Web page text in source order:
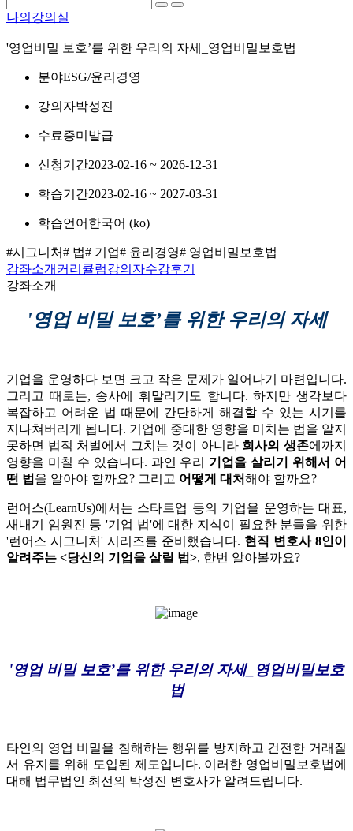
나의강의실
'영업비밀 보호’를 위한 우리의 자세_영업비밀보호법
분야ESG/윤리경영
강의자박성진
수료증미발급
신청기간2023-02-16 ~ 2026-12-31
학습기간2023-02-16 ~ 2027-03-31
학습언어 한국어 ‎(ko)‎
#시그니처# 법# 기업# 윤리경영# 영업비밀보호법
강좌소개 커리큘럼강의자수강후기
강좌소개
'영업 비밀 보호’를 위한 우리의 자세
기업을 운영하다 보면 크고 작은 문제가 일어나기 마련입니다.
그리고 때로는, 송사에 휘말리기도 합니다. 하지만 생각보다
복잡하고 어려운 법 때문에 간단하게 해결할 수 있는 시기를
지나쳐버리게 됩니다. 기업에 중대한 영향을 미치는 법을 알지
못하면 법적 처벌에서 그치는 것이 아니라 회사의 생존에까지
영향을 미칠 수 있습니다. 과연 우리 기업을 살리기 위해서 어
떤 법 을 알아야 할까요? 그리고 어떻게 대처해야 할까요?
런어스(LearnUs)에서는 스타트업 등의 기업을 운영하는 대표,
새내기 임원진 등 '기업 법'에 대한 지식이 필요한 분들을 위한
'런어스 시그니처' 시리즈를 준비했습니다. 현직 변호사 8인이
알려주는 <당신의 기업을 살릴 법>, 한번 알아볼까요?
'영업 비밀 보호’를 위한 우리의 자세_영업비밀보호
법
타인의 영업 비밀을 침해하는 행위를 방지하고 건전한 거래질
서 유지를 위해 도입된 제도입니다. 이러한 영업비밀보호법에
대해 법무법인 최선의 박성진 변호사가 알려드립니다.